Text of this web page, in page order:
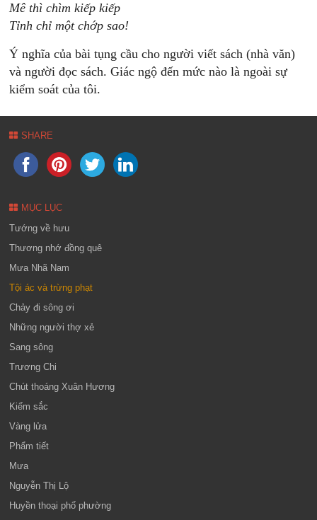
Mê thì chìm kiếp kiếp
Tỉnh chỉ một chớp sao!
Ý nghĩa của bài tụng cầu cho người viết sách (nhà văn)
và người đọc sách. Giác ngộ đến mức nào là ngoài sự
kiểm soát của tôi.
SHARE
MỤC LỤC
Tướng về hưu
Thương nhớ đồng quê
Mưa Nhã Nam
Tội ác và trừng phạt
Chảy đi sông ơi
Những người thợ xẻ
Sang sông
Trương Chi
Chút thoáng Xuân Hương
Kiếm sắc
Vàng lửa
Phẩm tiết
Mưa
Nguyễn Thị Lộ
Huyền thoại phố phường